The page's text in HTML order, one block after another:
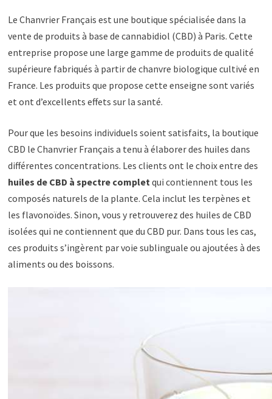
Le Chanvrier Français est une boutique spécialisée dans la
vente de produits à base de cannabidiol (CBD) à Paris. Cette
entreprise propose une large gamme de produits de qualité
supérieure fabriqués à partir de chanvre biologique cultivé en
France. Les produits que propose cette enseigne sont variés
et ont d’excellents effets sur la santé.
Pour que les besoins individuels soient satisfaits, la boutique
CBD le Chanvrier Français a tenu à élaborer des huiles dans
différentes concentrations. Les clients ont le choix entre des
huiles de CBD à spectre complet qui contiennent tous les
composés naturels de la plante. Cela inclut les terpènes et
les flavonoïdes. Sinon, vous y retrouverez des huiles de CBD
isolées qui ne contiennent que du CBD pur. Dans tous les cas,
ces produits s’ingèrent par voie sublinguale ou ajoutées à des
aliments ou des boissons.